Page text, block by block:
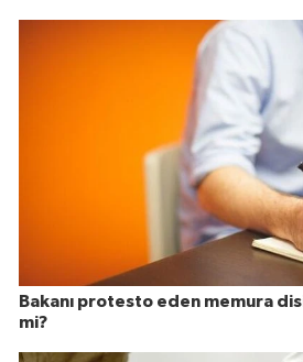
Bakanı protesto eden memura
mi?